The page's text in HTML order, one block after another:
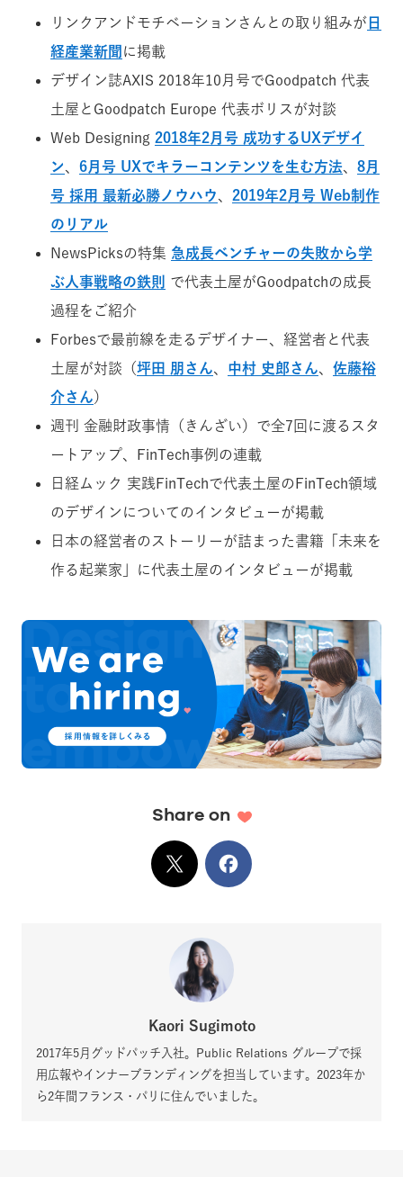
リンクアンドモチベーションさんとの取り組みが 日
経産業新聞 に掲載
デザイン誌AXIS 2018年10月号でGoodpatch 代表
土屋とGoodpatch Europe 代表ボリスが対談
Web Designing 2018年2月号 成功するUXデザイ
ン
6月号 UXでキラーコンテンツを生む方法
8月
号 採用 最新必勝ノウハウ
2019年2月号 Web制作
のリアル
NewsPicksの特集 急成長ベンチャーの失敗から学
ぶ人事戦略の鉄則
で代表土屋がGoodpatchの成長
過程をご紹介
Forbesで最前線を走るデザイナー、経営者と代表
土屋が対談（坪田 朋さん 中村 史郎さん
佐藤裕
介さん）
週刊 金融財政事情（きんざい）で全7回に渡るスタ
ートアップ、FinTech事例の連載
日経ムック 実践FinTechで代表土屋のFinTech領域
のデザインについてのインタビューが掲載
日本の経営者のストーリーが詰まった書籍「未来を
作る起業家」に代表土屋のインタビューが掲載
Share on
XでシェアFacebook
Kaori Sugimoto
2017年5月グッドパッチ入社。Public Relations グループで採
用広報やインナーブランディングを担当しています。2023年か
ら2年間フランス・パリに住んでいました。